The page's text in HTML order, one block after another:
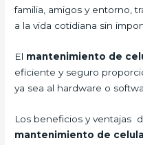
familia, amigos y entorno,
a la vida cotidiana sin
El mantenimiento de
eficiente y seguro
ya sea al hardware o
Los beneficios y ventajas
mantenimiento de